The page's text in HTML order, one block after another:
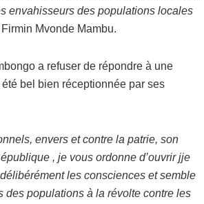
envahisseurs des populations locales
Mvonde Mambu.
a refuser de répondre à une
bel bien réceptionnée par ses
envers et contre la patrie, son
, je vous ordonne d’ouvrir jje
les consciences et semble
des populations à la révolte contre les